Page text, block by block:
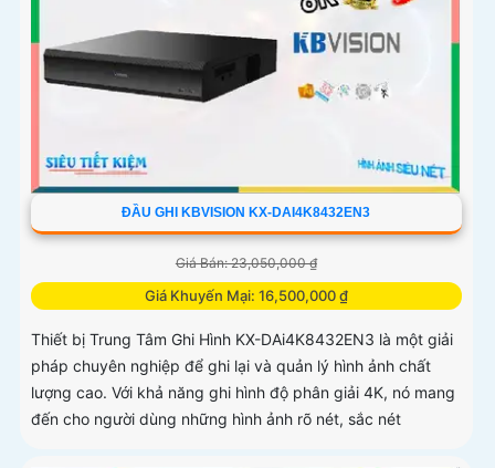
ĐẦU GHI KBVISION KX-DAI4K8432EN3
Giá Bán: 23,050,000 ₫
Giá Khuyến Mại: 16,500,000 ₫
Thiết bị Trung Tâm Ghi Hình KX-DAi4K8432EN3 là một giải
pháp chuyên nghiệp để ghi lại và quản lý hình ảnh chất
lượng cao. Với khả năng ghi hình độ phân giải 4K, nó mang
đến cho người dùng những hình ảnh rõ nét, sắc nét